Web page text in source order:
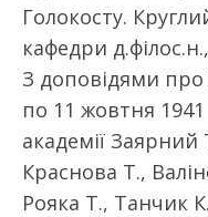
Голокосту.
кафедри
З доповідями про
по 11 жовтня
академії
Краснова Т.,
Рояка Т., Танчик